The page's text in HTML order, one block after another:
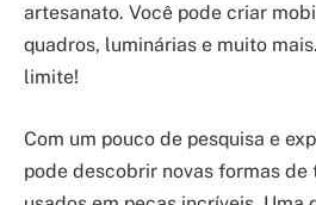
artesanato. Você pode criar
quadros, luminárias e muito
limite!
Com um pouco de pesquisa e
pode descobrir novas formas de